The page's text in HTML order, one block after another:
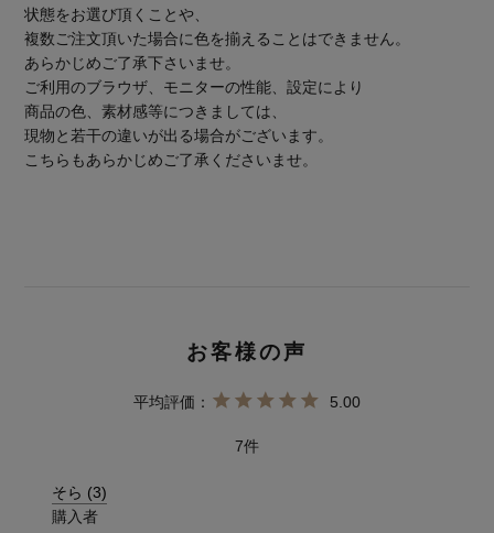
状態をお選び頂くことや、
複数ご注文頂いた場合に色を揃えることはできません。
あらかじめご了承下さいませ。
ご利用のブラウザ、モニターの性能、設定により
商品の色、素材感等につきましては、
現物と若干の違いが出る場合がございます。
こちらもあらかじめご了承くださいませ。
5.00
7
そら
3
購入者